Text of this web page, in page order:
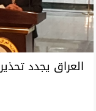
العراق يجدد